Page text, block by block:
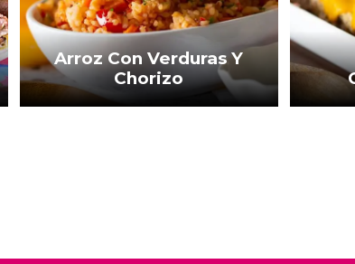
Arroz Con Verduras Y
Chorizo